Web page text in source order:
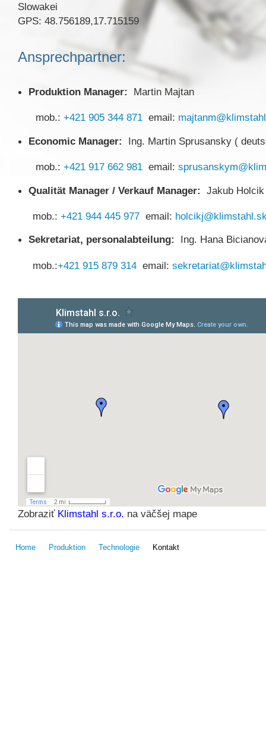
Slowakei
GPS: 48.756189,17.715159
Ansprechpartner:
Produktion Manager: Martin Majtan
mob.: +421 905 344 871 email:
Economic Manager:
Ing. Martin Sprusansky (
mob.: +421 917 662 981 email:
Qualität Manager / Verkauf Manager: Jakub
mob.: +421 944 445 977 email:
Sekretariat, personalabteilung: Ing. Hana
mob.:+421 915 879 314 email:
Zobraziť Klimstahl s.r.o. na väčšej mape
Home Produktion Technologie Kontakt